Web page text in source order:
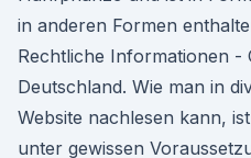
in anderen Formen
Rechtliche Informationen -
Deutschland. Wie man in
Website nachlesen kann,
unter gewissen